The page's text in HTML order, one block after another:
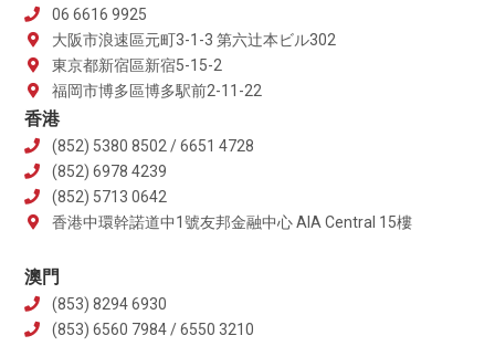
06 6616 9925
大阪市浪速區元町3-1-3 第六辻本ビル302
東京都新宿區新宿5-15-2
福岡市博多區博多駅前2-11-22
香港
(852) 5380 8502 / 6651 4728
(852) 6978 4239
(852) 5713 0642
香港中環幹諾道中1號友邦金融中心 AIA Central 15樓
澳門
(853) 8294 6930
(853) 6560 7984 / 6550 3210